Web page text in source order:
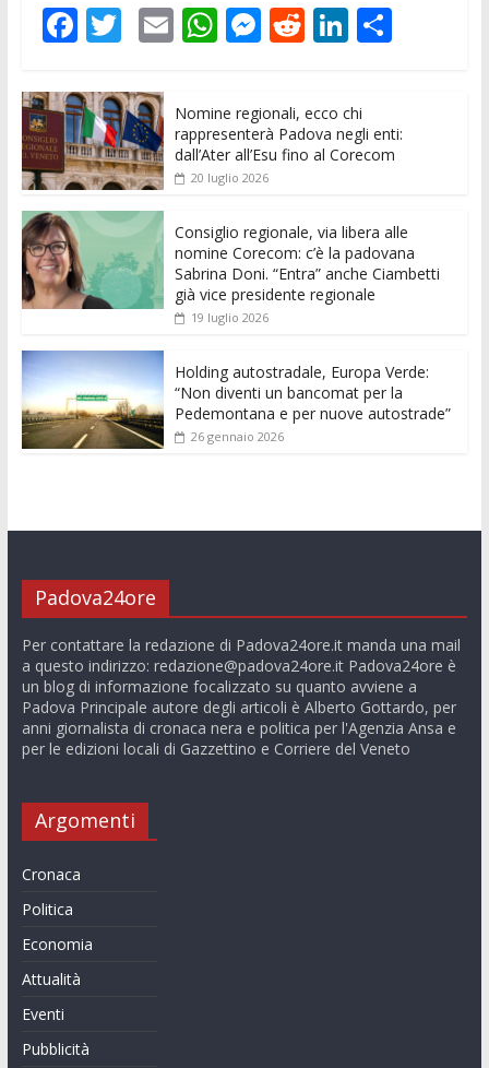
F
e
b
o
o
k
T
itt
er
E
l
W
s
A
p
p
M
ss
e
n
er
R
di
t
Li
k
e
dI
C
di
vi
Nomine regionali, ecco chi
rappresenterà Padova negli enti:
dall’Ater all’Esu fino al Corecom
20 luglio 2026
Consiglio regionale, via libera alle
nomine Corecom: c’è la padovana
Sabrina Doni. “Entra” anche Ciambetti
già vice presidente regionale
19 luglio 2026
Holding autostradale, Europa Verde:
“Non diventi un bancomat per la
Pedemontana e per nuove autostrade”
26 gennaio 2026
Padova24ore
Per contattare la redazione di Padova24ore.it manda una mail
a questo indirizzo: redazione@padova24ore.itPadova24ore è
un blog di informazione focalizzato su quanto avviene a
Padova Principale autore degli articoli è Alberto Gottardo, per
anni giornalista di cronaca nera e politica per l'Agenzia Ansa e
per le edizioni locali di Gazzettino e Corriere del Veneto
Argomenti
Cronaca
Politica
Economia
Attualità
Eventi
Pubblicità